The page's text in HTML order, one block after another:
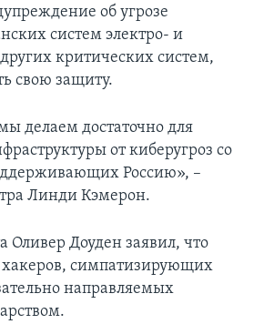
об угрозе
систем электро- и
критических систем,
свою защиту.
делаем достаточно для
от киберугроз со
Россию», –
Линди Кэмерон.
Оливер Доуден заявил, что
хакеров, симпатизирующих
направляемых